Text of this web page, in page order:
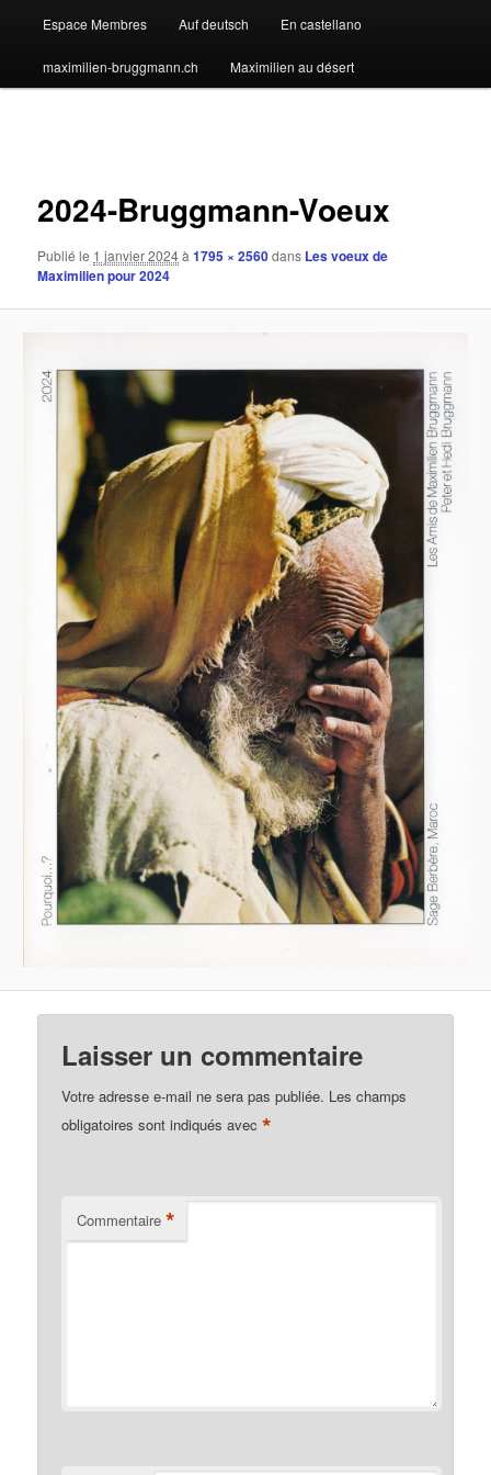
Espace Membres Auf deutsch En castellano
maximilien-bruggmann.ch Maximilien au désert
2024-Bruggmann-Voeux
Publié le 1 janvier 2024à1795 × 2560dans Les voeux de
Maximilien pour 2024
Laisser un commentaire
Votre adresse e-mail ne sera pas publiée. Les champs
obligatoires sont indiqués avec*
Commentaire *